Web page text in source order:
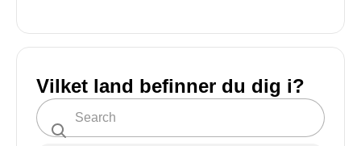
Vilket land befinner du dig i?